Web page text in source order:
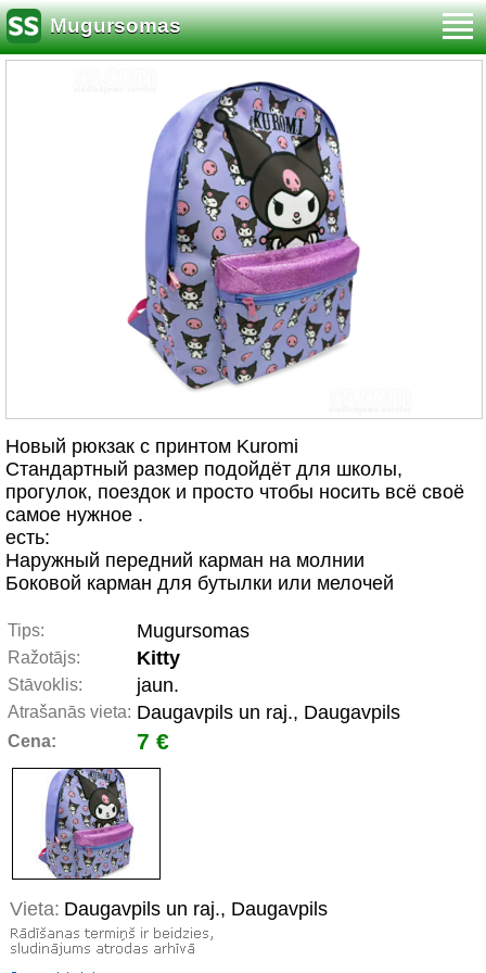
Mugursomas
Новый рюкзак с принтом Kuromi
Стандартный размер подойдёт для школы,
прогулок, поездок и просто чтобы носить всё своё
самое нужное .
есть:
Наружный передний карман на молнии
Боковой карман для бутылки или мелочей
Tips: Mugursomas
Ražotājs: Kitty
Stāvoklis: jaun.
Atrašanās vieta: Daugavpils un raj., Daugavpils
Cena: 7 €
Vieta: Daugavpils un raj., Daugavpils